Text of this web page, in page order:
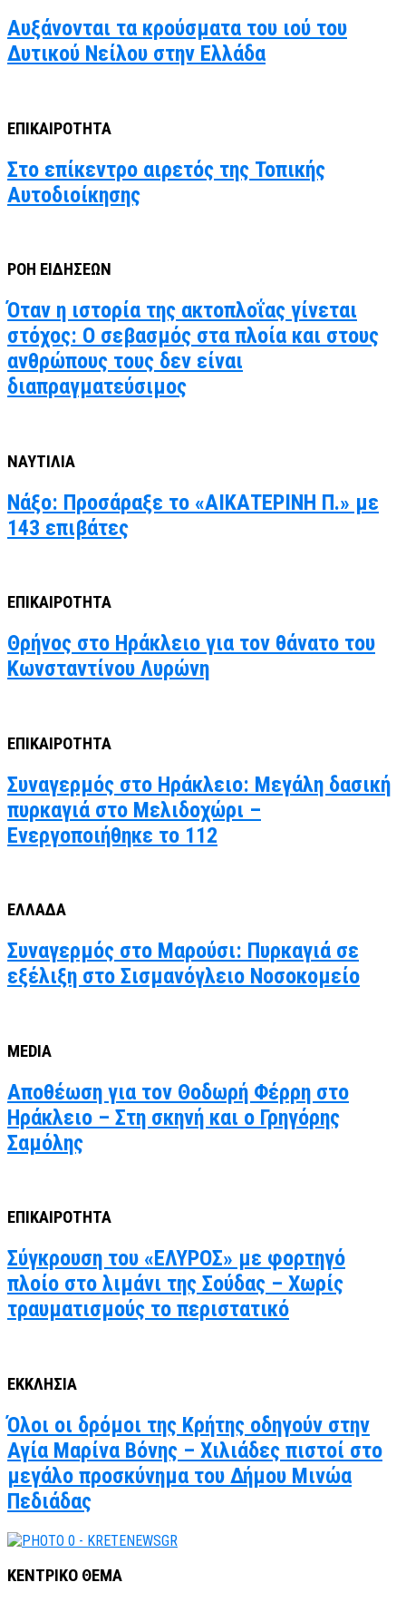
Αυξάνονται τα κρούσματα του ιού του
Δυτικού Νείλου στην Ελλάδα
ΕΠΙΚΑΙΡΟΤΗΤΑ
Στο επίκεντρο αιρετός της Τοπικής
Αυτοδιοίκησης
ΡΟΗ ΕΙΔΗΣΕΩΝ
Όταν η ιστορία της ακτοπλοΐας γίνεται
στόχος: Ο σεβασμός στα πλοία και στους
ανθρώπους τους δεν είναι
διαπραγματεύσιμος
ΝΑΥΤΙΛΙΑ
Νάξο: Προσάραξε το «ΑΙΚΑΤΕΡΙΝΗ Π.» με
143 επιβάτες
ΕΠΙΚΑΙΡΟΤΗΤΑ
Θρήνος στο Ηράκλειο για τον θάνατο του
Κωνσταντίνου Λυρώνη
ΕΠΙΚΑΙΡΟΤΗΤΑ
Συναγερμός στο Ηράκλειο: Μεγάλη δασική
πυρκαγιά στο Μελιδοχώρι –
Ενεργοποιήθηκε το 112
ΕΛΛΑΔΑ
Συναγερμός στο Μαρούσι: Πυρκαγιά σε
εξέλιξη στο Σισμανόγλειο Νοσοκομείο
MEDIA
Αποθέωση για τον Θοδωρή Φέρρη στο
Ηράκλειο – Στη σκηνή και ο Γρηγόρης
Σαμόλης
ΕΠΙΚΑΙΡΟΤΗΤΑ
Σύγκρουση του «ΕΛΥΡΟΣ» με φορτηγό
πλοίο στο λιμάνι της Σούδας – Χωρίς
τραυματισμούς το περιστατικό
ΕΚΚΛΗΣΙΑ
Όλοι οι δρόμοι της Κρήτης οδηγούν στην
Αγία Μαρίνα Βόνης – Χιλιάδες πιστοί στο
μεγάλο προσκύνημα του Δήμου Μινώα
Πεδιάδας
ΚΕΝΤΡΙΚΟ ΘΕΜΑ